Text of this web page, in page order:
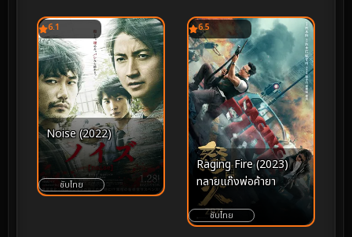
6.1
Noise (2022)
ซับไทย
6.5
Raging Fire (2023)
ทลายแก๊งพ่อค้ายา
ซับไทย